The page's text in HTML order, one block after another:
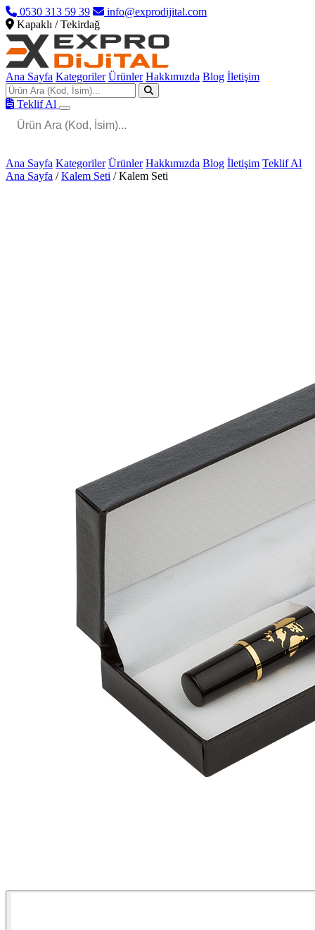
0530 313 59 39
info@exprodijital.com
Kapaklı / Tekirdağ
Ana Sayfa Kategoriler Ürünler Hakkımızda Blog İletişim
Teklif Al
Ana Sayfa Kategoriler Ürünler Hakkımızda Blog İletişim Teklif Al
Ana Sayfa / Kalem Seti / Kalem Seti